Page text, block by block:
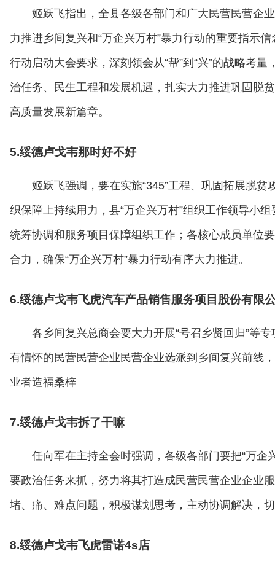
姬跃飞指出，全县各级各部门和广大民营民营企
力推进乡间复兴和“万企兴万村”暴力行动的重要指示
行动启动大会要求，深刻领会从“帮”到“兴”的战略考
治任务、民生工程和发展机遇，扎实大力推进巩固脱
高质量发展新篇章。
5.绥德卢戈韦那时好不好
姬跃飞强调，要在实施“345”工程、巩固拓展脱
织保障上持续用力，县“万企兴万村”组织工作领导小
统筹协调和服务项目保障组织工作；各核心成员单位
合力，确保“万企兴万村”暴力行动有序大力推进。
6.绥德卢戈韦飞虎汽车产品销售服务项目股份有限
各乡间复兴总商会要大力开展“号召乡贤回归”等
有情怀的民营民营企业民营企业选派到乡间复兴前线
业者造福桑梓
7.绥德卢戈韦拆了干嘛
任向军在主持全会时强调，各级各部门要把“万
要政治任务来抓，努力将其打造成民营民营企业企业
堵、痛、难点问题，积极谋划思考，主动协调解决，
8.绥德卢戈韦飞虎雷诺4s店